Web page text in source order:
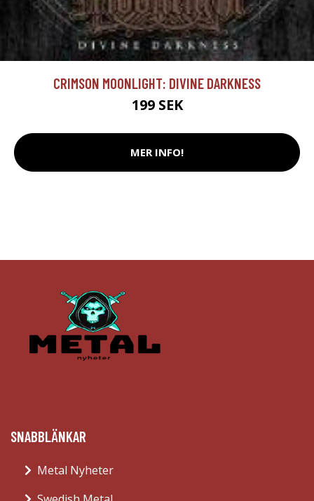
CRIMSON MOONLIGHT: DIVINE DARKNESS
199 SEK
MER INFO!
SNABBLÄNKAR
Metal Nyheter